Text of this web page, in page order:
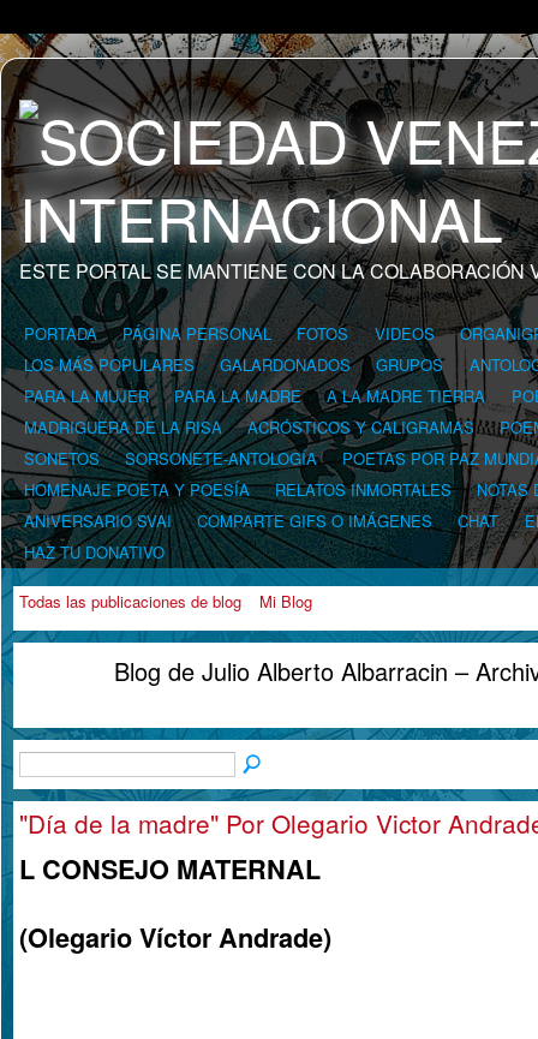
ESTE PORTAL SE MANTIENE CON LA COLABORACIÓN
PORTADA PÁGINA PERSONAL FOTOS VIDEOS
LOS MÁS POPULARES
GALARDONADOS GRUPOS
PARA LA MUJER
PARA LA MADRE A LA MADRE TIERRA
MADRIGUERA DE LA RISA
ACRÓSTICOS Y CALIGRAMAS
SONETOS
SORSONETE-ANTOLOGÍA
POETAS POR PAZ
HOMENAJE POETA Y POESÍA
RELATOS INMORTALES
NOTAS
ANIVERSARIO SVAI
COMPARTE GIFS O IMÁGENES CHAT
HAZ TU DONATIVO
Todas las publicaciones de blog Mi Blog
Blog de Julio Alberto Albarracin –
"Día de la madre" Por Olegario Victor
L CONSEJO MATERNAL
(Olegario Víctor Andrade)